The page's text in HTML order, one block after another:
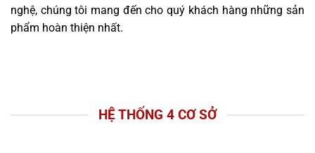
nghệ, chúng tôi mang đến cho quý khách hàng những sản
phẩm hoàn thiện nhất.
HỆ THỐNG 4 CƠ SỞ